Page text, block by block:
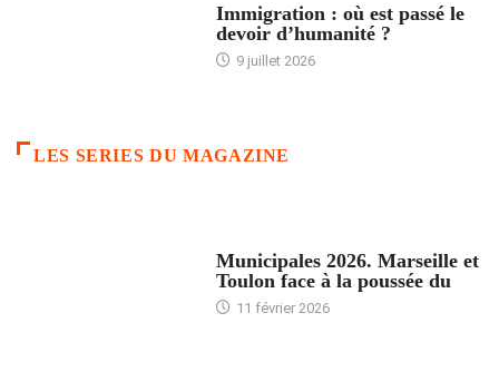
Immigration : où est passé le
devoir d’humanité ?
9 juillet 2026
LES SERIES DU MAGAZINE
Municipales 2026. Marseille et
Toulon face à la poussée du
11 février 2026